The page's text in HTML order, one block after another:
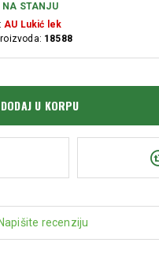
Napišite recenziju
NA STANJU
AU Lukić lek
18588
DODAJ U KORPU